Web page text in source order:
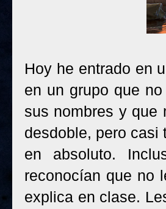
Hoy he entrado en
en un grupo que
sus nombres y que
desdoble, pero casi
en absoluto.
reconocían que no
explica en clase.